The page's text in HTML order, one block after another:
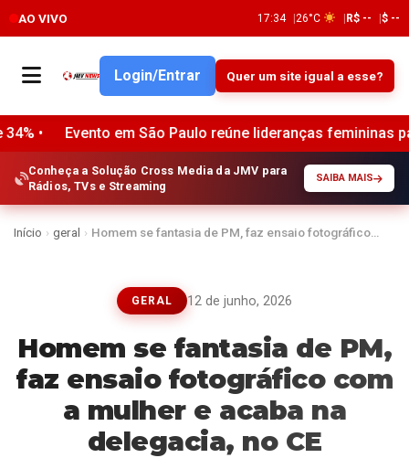
AO VIVO 17:34 26°C R$ -- $ --
Login/Entrar Quer um site igual a esse?
em São Paulo reúne lideranças femininas para discutir o
Conheça a Solução Cross Media da JMV para
Rádios, TVs e Streaming
SAIBA MAIS
Início › geral › Homem se fantasia de PM, faz ensaio fotográfico…
GERAL 12 de junho, 2026
Homem se fantasia de PM,
faz ensaio fotográfico com
a mulher e acaba na
delegacia, no CE